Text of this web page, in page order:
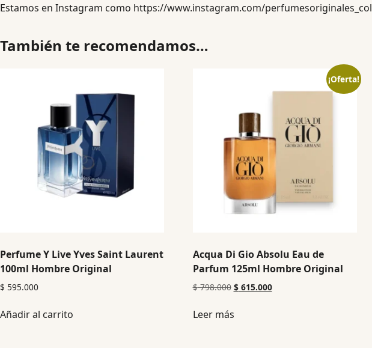
Estamos en Instagram como https://www.instagram.com/
También te recomendamos…
Perfume Y Live Yves Saint Laurent
100ml Hombre Original
$ 595.000
Añadir al carrito
¡Oferta!
Acqua Di Gio Absolu Eau de
Parfum 125ml Hombre Original
$798.000 $615.000
Leer más